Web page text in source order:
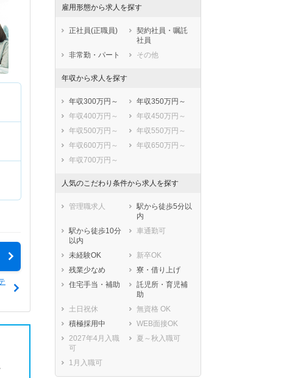
熊本県
大分県
雇用形態から求人を探す
正社員(正職員)
契約社員・嘱託
社員
非常勤・パート
その他
年収から求人を探す
年収300万円～
年収350万円～
年収400万円～
年収450万円～
年収500万円～
年収550万円～
年収600万円～
年収650万円～
年収700万円～
人気のこだわり条件から求人を探す
管理職求人
駅から徒歩5分以
内
駅から徒歩10分
以内
車通勤可
未経験OK
新卒OK
残業少なめ
寮・借り上げ
住宅手当・補助
託児所・育児補
助
土日祝休
無資格 OK
積極採用中
WEB面接OK
2027年4月入職
可
夏～秋入職可
1月入職可